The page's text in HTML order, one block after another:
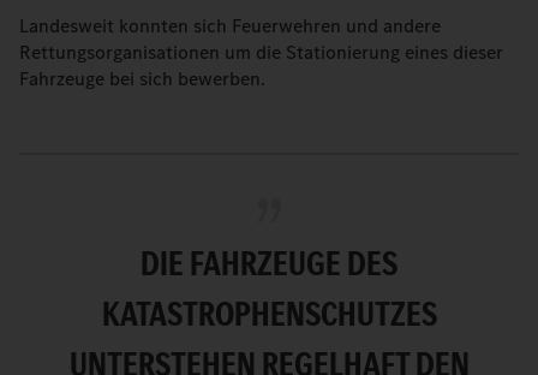
Landesweit konnten sich Feuerwehren und andere
Rettungsorganisationen um die Stationierung eines dieser
Fahrzeuge bei sich bewerben.
DIE FAHRZEUGE DES
KATASTROPHENSCHUTZES
UNTERSTEHEN REGELHAFT DEN